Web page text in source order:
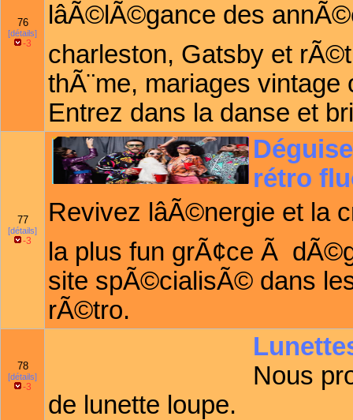
76
[détails]
-3
lâÃ©lÃ©gance des
charleston, Gatsby et
thÃ¨me, mariages
Entrez dans la danse et
77
[détails]
-3
rétro
Revivez lâÃ©nergie et
la plus fun grÃ¢ce Ã
site spÃ©cialisÃ© dans
rÃ©tro.
78
[détails]
-3
Nous
de lunette loupe.